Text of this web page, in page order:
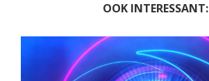
OOK INTERESSANT: